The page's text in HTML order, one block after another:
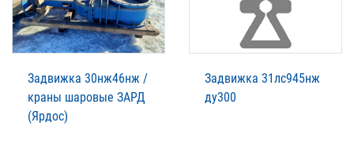
Задвижка 30нж46нж /
краны шаровые ЗАРД
(Ярдос)
Задвижка 31лс945нж
ду300